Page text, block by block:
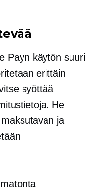
Payn käytön suuri
erittäin
syöttää
He
ja